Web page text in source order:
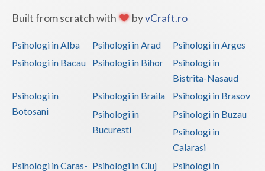
Built from scratch with byvCraft.ro
Psihologi in Alba Psihologi in Arad
Psihologi in Arges
Psihologi in Bacau
Psihologi in Bihor
Psihologi in
Bistrita-Nasaud
Psihologi in
Botosani
Psihologi in Braila
Psihologi in Brasov
Psihologi in
Bucuresti
Psihologi in Buzau
Psihologi in
Calarasi
Psihologi in Caras- Psihologi in Cluj
Psihologi in